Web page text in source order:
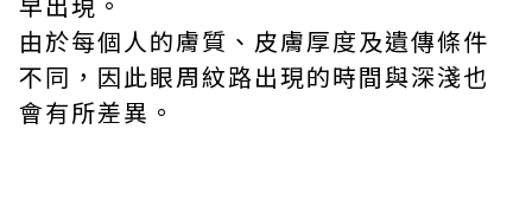
由於每個人的膚質、皮膚厚度及遺傳條件
不同，因此眼周紋路出現的時間與深淺也
會有所差異。